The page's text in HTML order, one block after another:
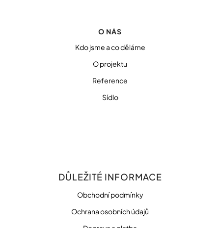
O NÁS
Kdo jsme a co děláme
O projektu
Reference
Sídlo
DŮLEŽITÉ INFORMACE
Obchodní podmínky
Ochrana osobních údajů